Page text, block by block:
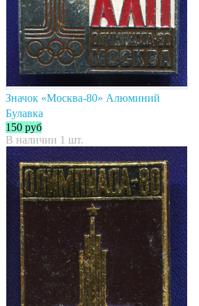
Значок «Москва-80» Алюминий
Булавка
150 руб
В наличии 1 шт.